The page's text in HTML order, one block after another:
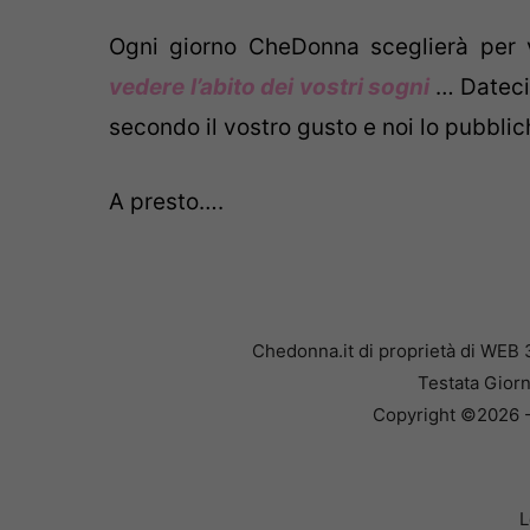
Ogni giorno CheDonna sceglierà
vedere l’abito dei vostri sogni …
secondo il vostro gusto e noi lo
A presto….
Chedonna.it di proprietà di WEB
Testata
Copyright ©2026